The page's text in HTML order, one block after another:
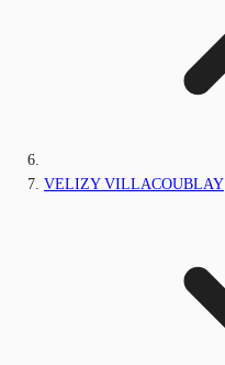
VELIZY VILLACOUBLAY